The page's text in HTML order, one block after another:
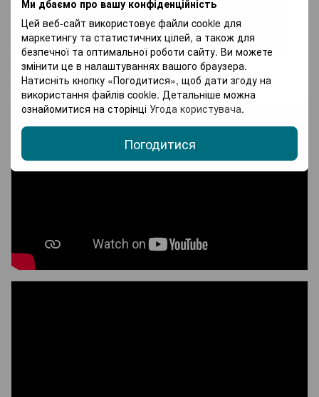
Ми дбаємо про вашу конфіденційність
Цей веб-сайт використовує файли cookie для
маркетингу та статистичних цілей, а також для
безпечної та оптимальної роботи сайту. Ви можете
змінити це в налаштуваннях вашого браузера.
Натисніть кнопку «Погодитися», щоб дати згоду на
використання файлів cookie. Детальніше можна
ознайомитися на сторінці Угода користувача.
Погодитися
Відео